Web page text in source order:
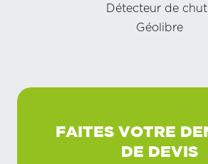
Détecteur de
Géolibre
FAITES VOTRE
DE DEVIS